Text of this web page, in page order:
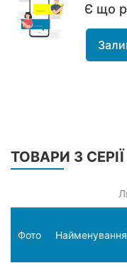
Є що
ТОВАРИ З СЕРІЇ
Фото Найменування